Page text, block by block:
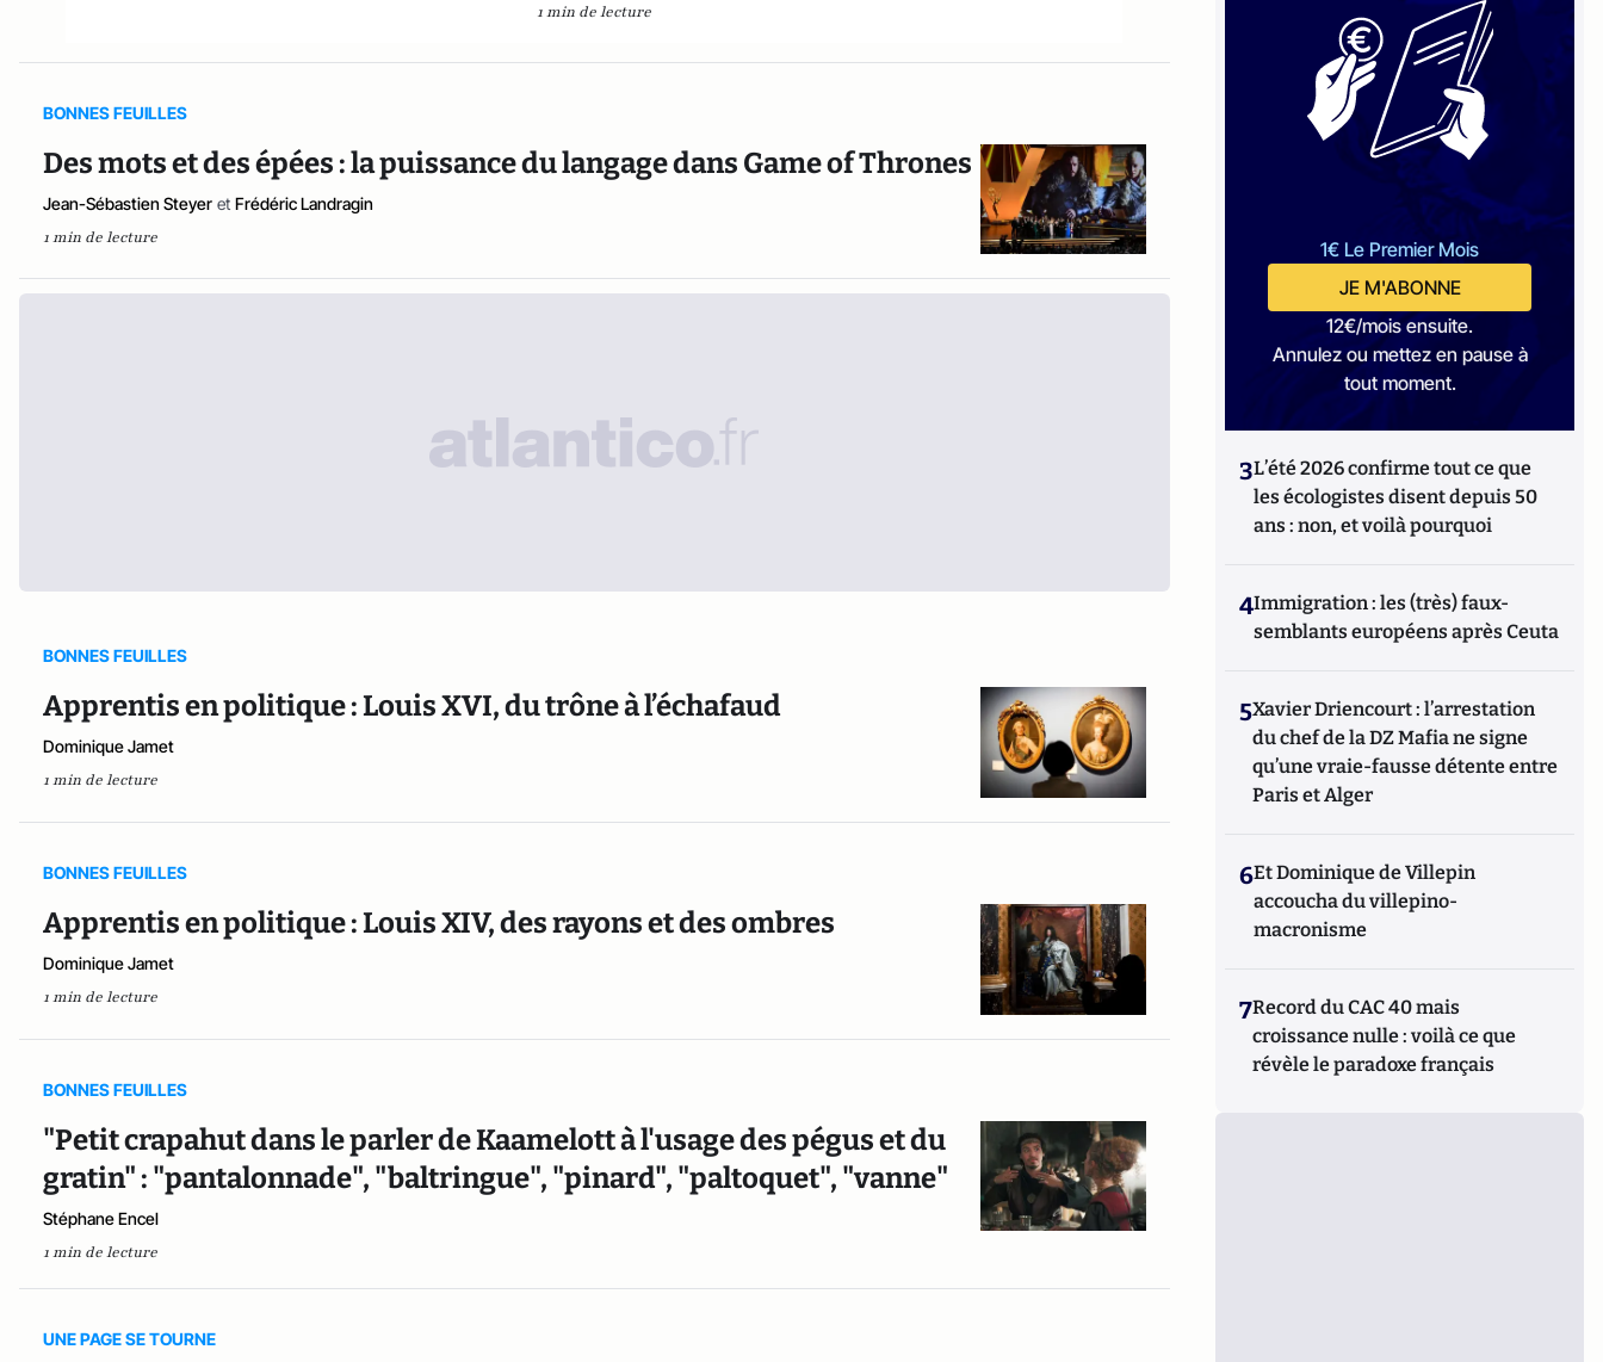
1 min de lecture
BONNES FEUILLES
Des mots et des épées : la puissance du langage dans Game of Thrones
Jean-Sébastien Steyer et Frédéric Landragin
1 min de lecture
BONNES FEUILLES
Apprentis en politique : Louis XVI, du trône à l’échafaud
Dominique Jamet
1 min de lecture
BONNES FEUILLES
Apprentis en politique : Louis XIV, des rayons et des ombres
Dominique Jamet
1 min de lecture
BONNES FEUILLES
"Petit crapahut dans le parler de Kaamelott à l'usage des pégus et du
gratin" : "pantalonnade", "baltringue", "pinard", "paltoquet", "vanne"
Stéphane Encel
1 min de lecture
UNE PAGE SE TOURNE
1€ Le Premier Mois
JE M'ABONNE
12€/mois ensuite.
Annulez ou mettez en pause à
tout moment.
3L’été 2026 confirme tout ce que
les écologistes disent depuis 50
ans : non, et voilà pourquoi
4Immigration : les (très) faux-
semblants européens après Ceuta
5Xavier Driencourt : l’arrestation
du chef de la DZ Mafia ne signe
qu’une vraie-fausse détente entre
Paris et Alger
6Et Dominique de Villepin
accoucha du villepino-
macronisme
7Record du CAC 40 mais
croissance nulle : voilà ce que
révèle le paradoxe français